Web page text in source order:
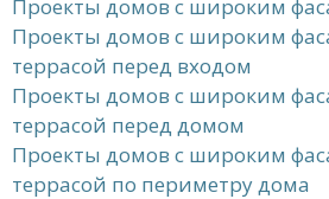
Проекты домов с широким
Проекты домов с широким
террасой перед входом
Проекты домов с широким
террасой перед домом
Проекты домов с широким
террасой по периметру дома